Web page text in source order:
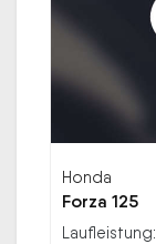
Honda
Forza 125